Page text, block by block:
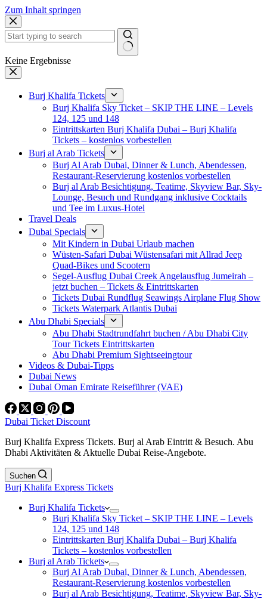
Zum Inhalt springen
Keine Ergebnisse
Burj Khalifa Tickets
Burj Khalifa Sky Ticket – SKIP THE LINE – Levels
124, 125 und 148
Eintrittskarten Burj Khalifa Dubai – Burj Khalifa
Tickets – kostenlos vorbestellen
Burj al Arab Tickets
Burj Al Arab Dubai, Dinner & Lunch, Abendessen,
Restaurant-Reservierung kostenlos vorbestellen
Burj al Arab Besichtigung, Teatime, Skyview Bar, Sky-
Lounge, Besuch und Rundgang inklusive Cocktails
und Tee im Luxus-Hotel
Travel Deals
Dubai Specials
Mit Kindern in Dubai Urlaub machen
Wüsten-Safari Dubai Wüstensafari mit Allrad Jeep
Quad-Bikes und Scootern
Segel-Ausflug Dubai Creek Angelausflug Jumeirah –
jetzt buchen – Tickets & Eintrittskarten
Tickets Dubai Rundflug Seawings Airplane Flug Show
Tickets Waterpark Atlantis Dubai
Abu Dhabi Specials
Abu Dhabi Stadtrundfahrt buchen / Abu Dhabi City
Tour Tickets Eintrittskarten
Abu Dhabi Premium Sightseeingtour
Videos & Dubai-Tipps
Dubai News
Dubai Oman Emirate Reiseführer (VAE)
Dubai Ticket Discount
Burj Khalifa Express Tickets. Burj al Arab Eintritt & Besuch. Abu
Dhabi Aktivitäten & Aktuelle Dubai Reise-Angebote.
Suchen
Burj Khalifa Express Tickets
Burj Khalifa Tickets
Burj Khalifa Sky Ticket – SKIP THE LINE – Levels
124, 125 und 148
Eintrittskarten Burj Khalifa Dubai – Burj Khalifa
Tickets – kostenlos vorbestellen
Burj al Arab Tickets
Burj Al Arab Dubai, Dinner & Lunch, Abendessen,
Restaurant-Reservierung kostenlos vorbestellen
Burj al Arab Besichtigung, Teatime, Skyview Bar, Sky-